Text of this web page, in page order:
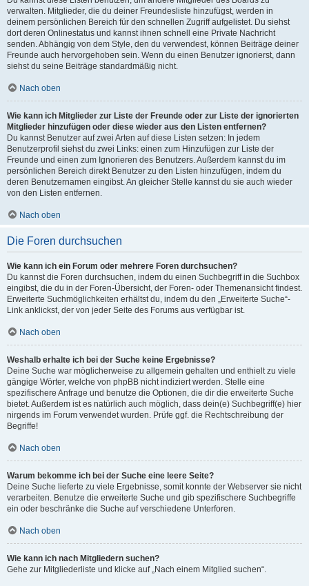
verwalten. Mitglieder, die du deiner Freundesliste hinzufügst, werden in
deinem persönlichen Bereich für den schnellen Zugriff aufgelistet. Du siehst
dort deren Onlinestatus und kannst ihnen schnell eine Private Nachricht
senden. Abhängig von dem Style, den du verwendest, können Beiträge deiner
Freunde auch hervorgehoben sein. Wenn du einen Benutzer ignorierst, dann
siehst du seine Beiträge standardmäßig nicht.
Nach oben
Wie kann ich Mitglieder zur Liste der Freunde oder zur Liste der ignorierten
Mitglieder hinzufügen oder diese wieder aus den Listen entfernen?
Du kannst Benutzer auf zwei Arten auf diese Listen setzen: In jedem
Benutzerprofil siehst du zwei Links: einen zum Hinzufügen zur Liste der
Freunde und einen zum Ignorieren des Benutzers. Außerdem kannst du im
persönlichen Bereich direkt Benutzer zu den Listen hinzufügen, indem du
deren Benutzernamen eingibst. An gleicher Stelle kannst du sie auch wieder
von den Listen entfernen.
Nach oben
Die Foren durchsuchen
Wie kann ich ein Forum oder mehrere Foren durchsuchen?
Du kannst die Foren durchsuchen, indem du einen Suchbegriff in die Suchbox
eingibst, die du in der Foren-Übersicht, der Foren- oder Themenansicht findest.
Erweiterte Suchmöglichkeiten erhältst du, indem du den „Erweiterte Suche“-
Link anklickst, der von jeder Seite des Forums aus verfügbar ist.
Nach oben
Weshalb erhalte ich bei der Suche keine Ergebnisse?
Deine Suche war möglicherweise zu allgemein gehalten und enthielt zu viele
gängige Wörter, welche von phpBB nicht indiziert werden. Stelle eine
spezifischere Anfrage und benutze die Optionen, die dir die erweiterte Suche
bietet. Außerdem ist es natürlich auch möglich, dass dein(e) Suchbegriff(e) hier
nirgends im Forum verwendet wurden. Prüfe ggf. die Rechtschreibung der
Begriffe!
Nach oben
Warum bekomme ich bei der Suche eine leere Seite?
Deine Suche lieferte zu viele Ergebnisse, somit konnte der Webserver sie nicht
verarbeiten. Benutze die erweiterte Suche und gib spezifischere Suchbegriffe
ein oder beschränke die Suche auf verschiedene Unterforen.
Nach oben
Wie kann ich nach Mitgliedern suchen?
Gehe zur Mitgliederliste und klicke auf „Nach einem Mitglied suchen“.